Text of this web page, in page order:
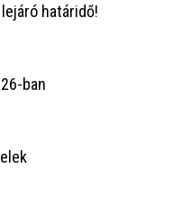
határidő!
ban